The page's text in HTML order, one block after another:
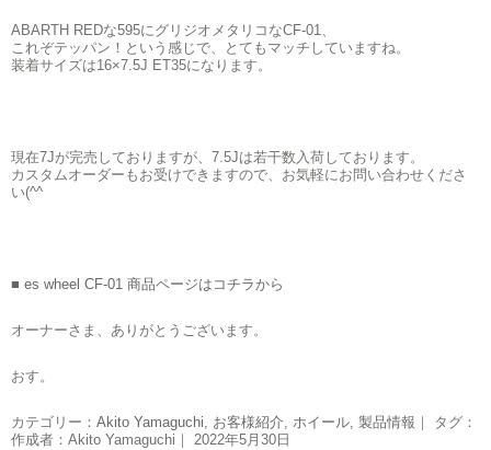
ABARTH REDな595にグリジオメタリコなCF-01、
これぞテッパン！という感じで、とてもマッチしていますね。
装着サイズは16×7.5J ET35になります。
現在7Jが完売しておりますが、7.5Jは若干数入荷しております。
カスタムオーダーもお受けできますので、お気軽にお問い合わせくださ
い(^^ゞ
■ es wheel CF-01 商品ページはコチラから
オーナーさま、ありがとうございます。
おす。
カテゴリー： Akito Yamaguchi お客様紹介 ホイール 製品情報 ｜ タグ：
作成者：Akito Yamaguchi｜ 2022年5月30日